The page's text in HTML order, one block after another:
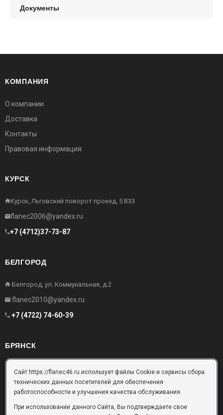
Документы
КОМПАНИЯ
О компании
Доставка
Контакты
Правовая информация
КУРСК
Курск, Льговский поворот проезд, 5 В33
flanec2006@yandex.ru
+7 (4712)37-73-87
БЕЛГОРОД
Белгород, ул. Коммунальная, д.2
flanec2010@yandex.ru
+7 (4722) 74-60-39
БРЯНСК
Брянск, Московский проезд, д.10, офис 3
flanec32@yandex.ru
Сайт https://flanec46.ru использует файлы Cookie и сервисы сбора
технических данных посетителей для обеспечения
работоспособности и улучшения качества обслуживания.
При использовании данного Сайта, Вы подтверждаете свое